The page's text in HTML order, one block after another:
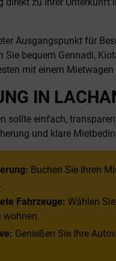
Ausgangspunkt für
Sie bequem Gennadi,
mit einem Mietwagen
IN
sollte einfach,
und klare
Buchen Sie Ihren
Fahrzeuge: Wählen
wohnen.
Genießen Sie Ihre